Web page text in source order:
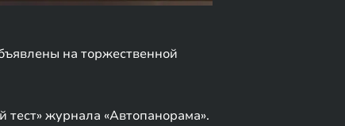
на торжественной
журнала «Автопанорама».